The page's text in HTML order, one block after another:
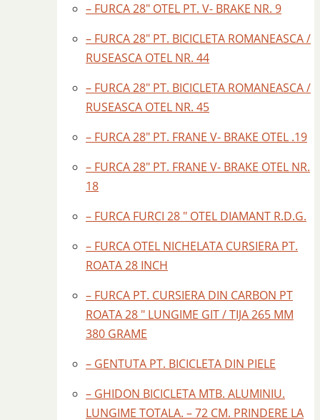
– FURCA 28″ OTEL PT. V- BRAKE NR. 9
– FURCA 28″ PT. BICICLETA ROMANEASCA /
RUSEASCA OTEL NR. 44
– FURCA 28″ PT. BICICLETA ROMANEASCA /
RUSEASCA OTEL NR. 45
– FURCA 28″ PT. FRANE V- BRAKE OTEL .19
– FURCA 28″ PT. FRANE V- BRAKE OTEL NR.
18
– FURCA FURCI 28 " OTEL DIAMANT R.D.G.
– FURCA OTEL NICHELATA CURSIERA PT.
ROATA 28 INCH
– FURCA PT. CURSIERA DIN CARBON PT
ROATA 28 " LUNGIME GIT / TIJA 265 MM
380 GRAME
– GENTUTA PT. BICICLETA DIN PIELE
– GHIDON BICICLETA MTB. ALUMINIU.
LUNGIME TOTALA. – 72 CM. PRINDERE LA